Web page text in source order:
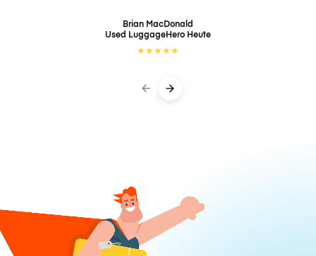
Brian MacDonald
Used LuggageHero Heute
★★★★★